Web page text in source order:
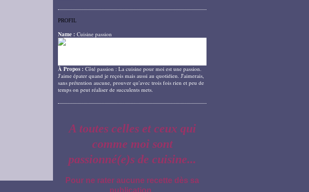
PROFIL
Name : Cuisine passion
À Propos : Côté passion : La cuisine pour moi est une passion.
J'aime épater quand je reçois mais aussi au quotidien. J'aimerais,
sans prétention aucune, prouver qu'avec trois fois rien et peu de
temps on peut réaliser de succulents mets.
A toutes celles et ceux qui
comme moi sont
passionné(e)s de cuisine...
Pour ne rater aucune recette dès sa